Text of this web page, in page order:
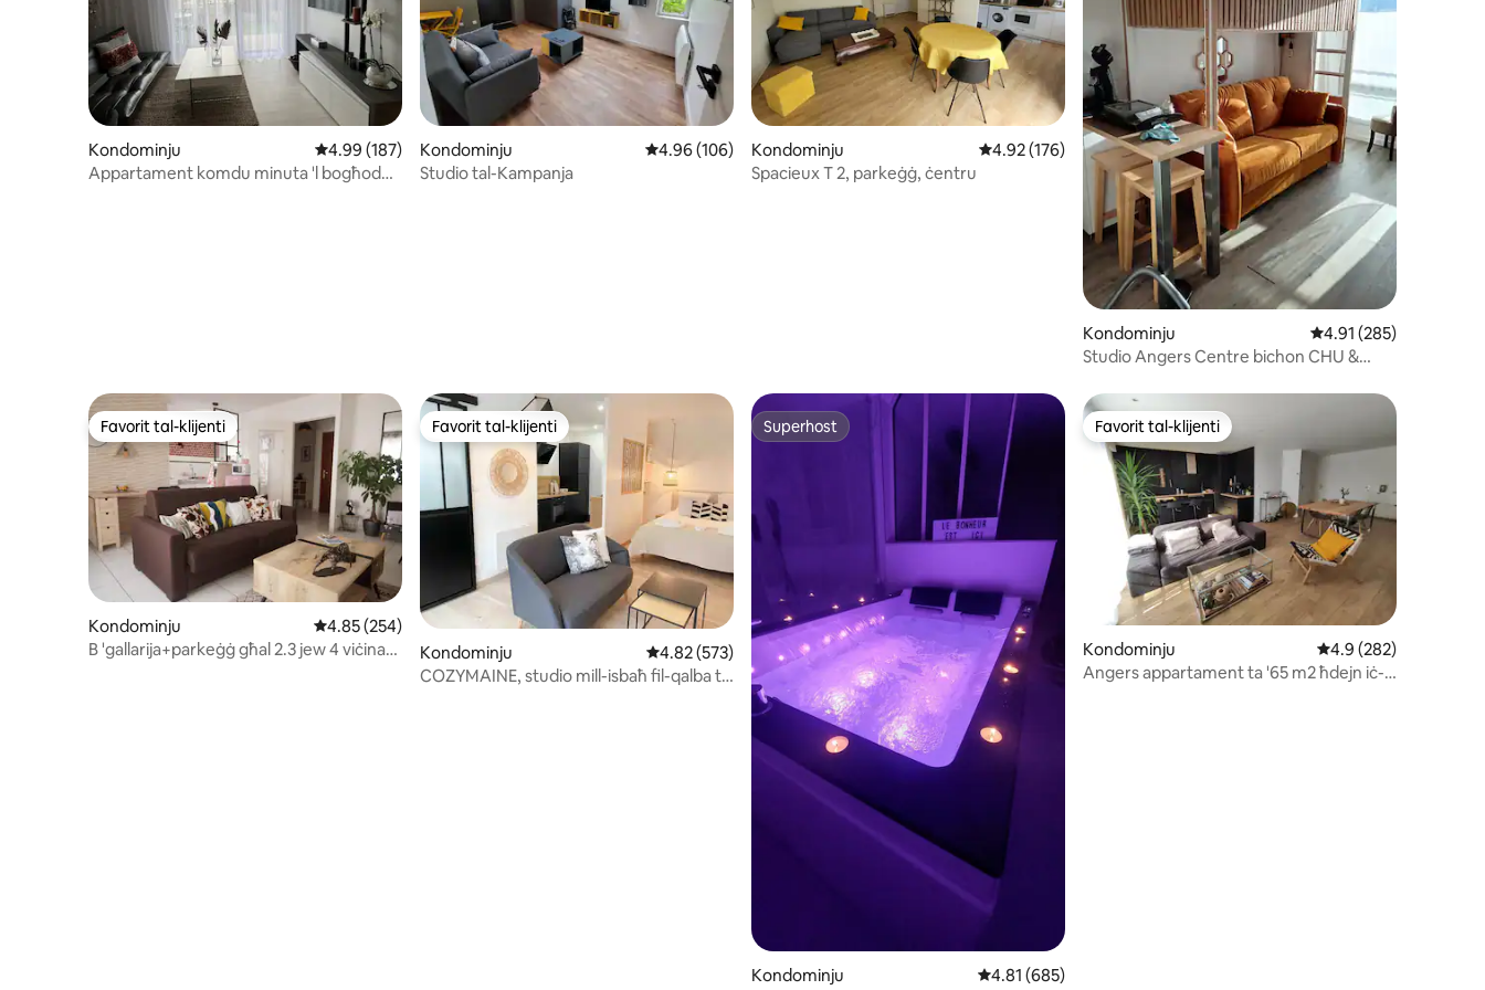
Kondominju Rating medju ta' 4.99 minn 5, skont dan-numru ta' reviews: 187
4.99 (187)
Appartament komdu minuta 'l bogħod
Kondominju Rating medju ta' 4.96 minn 5, skont dan-numru ta' reviews: 106
4.96 (106)
Studio tal-Kampanja
Kondominju Rating medju ta' 4.92 minn 5, skont dan-numru ta' reviews: 176
4.92 (176)
Spacieux T 2, parkeġġ, ċentru
Kondominju Rating medju ta' 4.91
4.91 (285)
Studio Angers Centre bichon CHU &
Favorit tal-klijenti
Favorit tal-klijenti
Kondominju Rating medju ta' 4.85 minn 5, skont dan-numru ta' reviews: 254
4.85 (254)
B 'gallarija+parkeġġ għal 2.3 jew 4 viċinati
Favorit tal-klijenti
Favorit tal-klijenti
Kondominju Rating medju ta' 4.82 minn 5, skont dan-numru ta' reviews: 573
4.82 (573)
COZYMAINE, studio mill-isbaħ fil-qalba ta
Superhost
Superhost
Kondominju Rating medju ta' 4.81 minn 5, skont dan-numru ta' reviews: 685
4.81 (685)
Favorit tal-klijenti
Favorit tal-klijenti
Kondominju Rating medju ta' 4.9
4.9 (282)
Angers appartament ta '65 m2 ħdejn iċ-